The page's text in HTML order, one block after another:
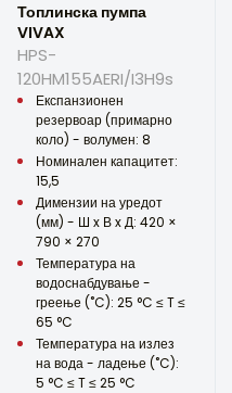
Топлинска пумпа
VIVAX
HPS-
120HM155AERI/I3H9s
Експанзионен
резервоар (примарно
коло) - волумен: 8
Номинален капацитет:
15,5
Димензии на уредот
(мм) - Ш x В x Д: 420 ×
790 × 270
Температура на
водоснабдување -
греење (˚C): 25 °C ≤ T ≤
65 °C
Температура на излез
на вода - ладење (˚C):
5 °C ≤ T ≤ 25 °C